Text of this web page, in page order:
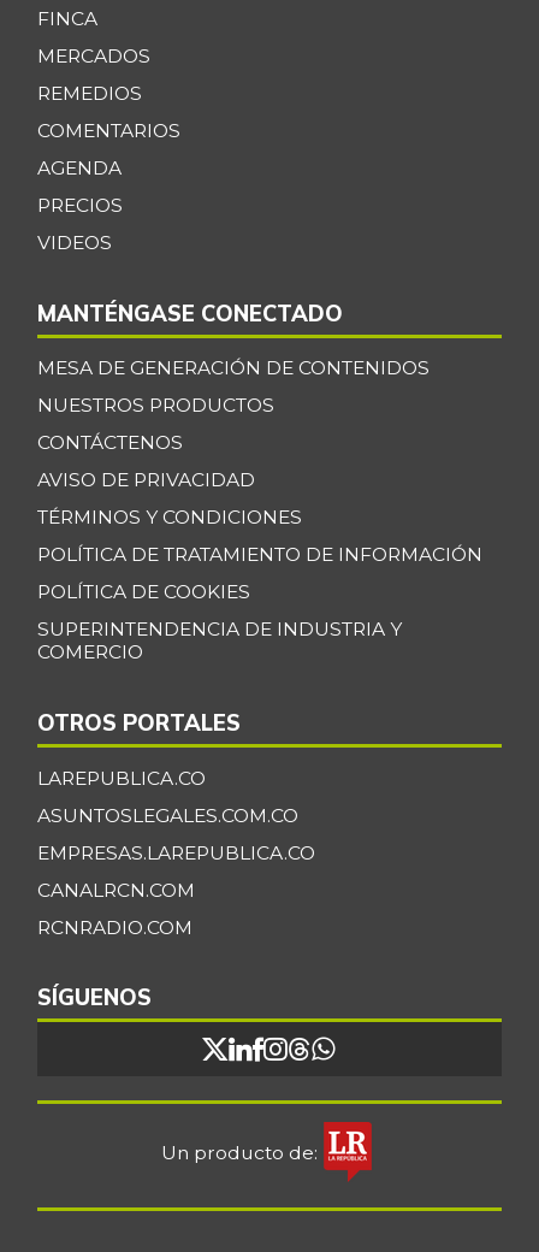
FINCA
MERCADOS
REMEDIOS
COMENTARIOS
AGENDA
PRECIOS
VIDEOS
MANTÉNGASE CONECTADO
MESA DE GENERACIÓN DE CONTENIDOS
NUESTROS PRODUCTOS
CONTÁCTENOS
AVISO DE PRIVACIDAD
TÉRMINOS Y CONDICIONES
POLÍTICA DE TRATAMIENTO DE INFORMACIÓN
POLÍTICA DE COOKIES
SUPERINTENDENCIA DE INDUSTRIA Y
COMERCIO
OTROS PORTALES
LAREPUBLICA.CO
ASUNTOSLEGALES.COM.CO
EMPRESAS.LAREPUBLICA.CO
CANALRCN.COM
RCNRADIO.COM
SÍGUENOS
Un producto de: